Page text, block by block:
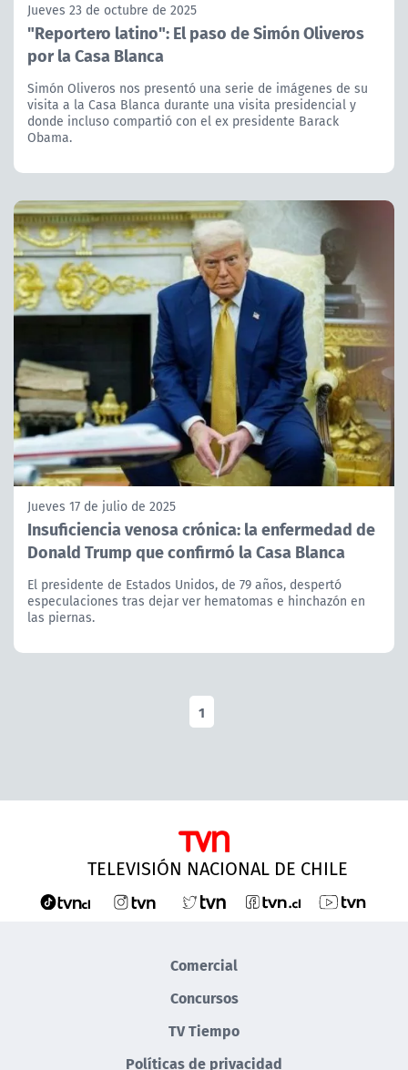
Jueves 23 de octubre de 2025
"Reportero latino": El paso de Simón Oliveros
por la Casa Blanca
Simón Oliveros nos presentó una serie de imágenes de su
visita a la Casa Blanca durante una visita presidencial y
donde incluso compartió con el ex presidente Barack
Obama.
Jueves 17 de julio de 2025
Insuficiencia venosa crónica: la enfermedad de
Donald Trump que confirmó la Casa Blanca
El presidente de Estados Unidos, de 79 años, despertó
especulaciones tras dejar ver hematomas e hinchazón en
las piernas.
1
TELEVISIÓN NACIONAL DE CHILE
Comercial
Concursos
TV Tiempo
Políticas de privacidad